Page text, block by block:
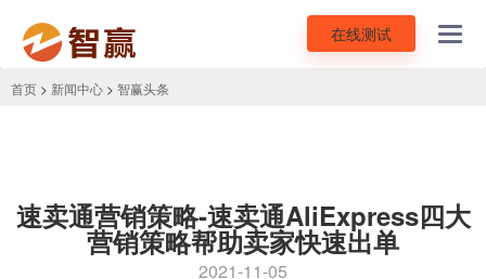
在线测试
首页 > 新闻中心 > 智赢头条
速卖通营销策略-速卖通AliExpress四大
营销策略帮助卖家快速出单
2021-11-05